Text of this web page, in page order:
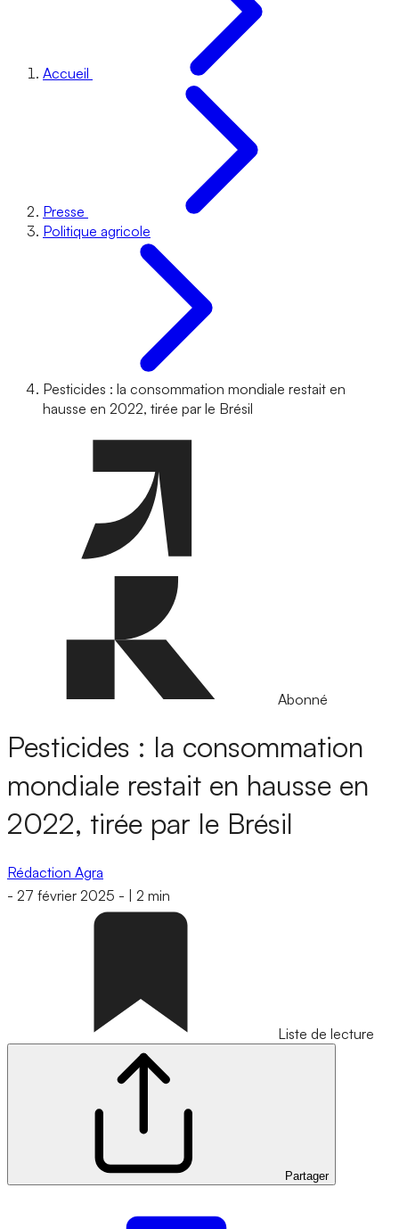
Accueil
Presse
Politique agricole
Pesticides : la consommation mondiale restait en
hausse en 2022, tirée par le Brésil
Abonné
Pesticides : la consommation
mondiale restait en hausse en
2022, tirée par le Brésil
Rédaction Agra
- 27 février 2025 - 2 min
Liste de lecture
Partager